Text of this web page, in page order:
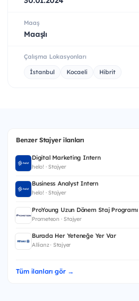
Maaş
Maaşlı
Çalışma Lokasyonları
İstanbul Kocaeli Hibrit
Benzer Stajyer ilanları
Digital Marketing Intern
helo! · Stajyer
Business Analyst Intern
helo! · Stajyer
ProYoung Uzun Dönem Staj Programı
Prometeon · Stajyer
Burada Her Yeteneğe Yer Var
Allianz · Stajyer
Tüm ilanları gör →